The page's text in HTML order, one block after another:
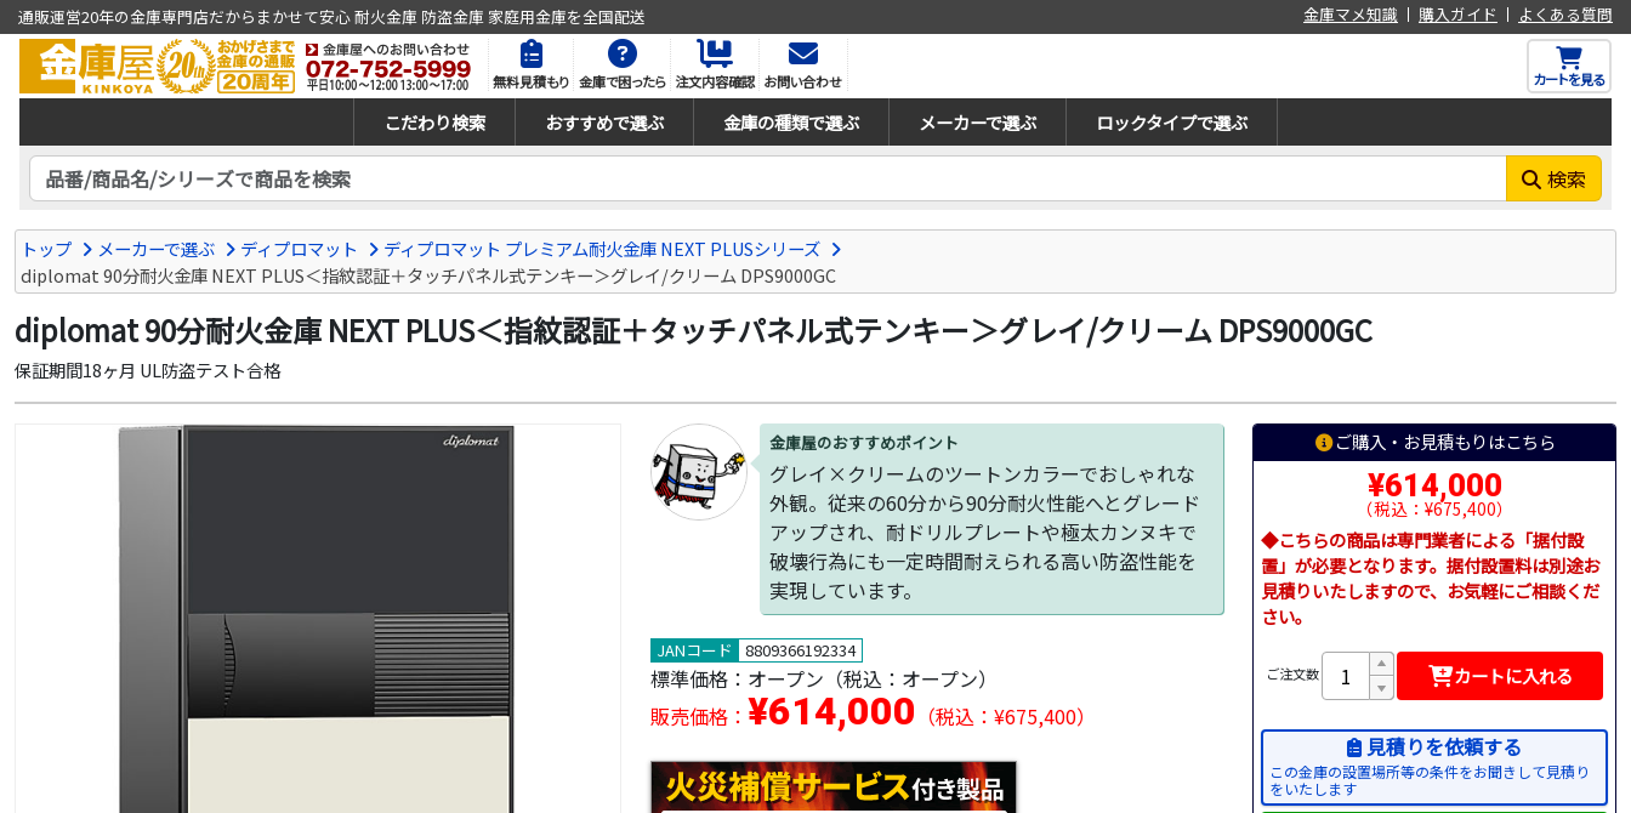
通販運営20年の金庫専門店だからまかせて安心 耐火金庫 防盗金庫 家庭用金庫を全国配送 金庫マメ知識 購入ガイド よくある質問
無料見積もり 金庫で困ったら 注文内容確認 お問い合わせ カートを見る
こだわり検索 おすすめで選ぶ 金庫の種類で選ぶ メーカーで選ぶ ロックタイプで選ぶ
検索
トップ メーカーで選ぶ ディプロマット
ディプロマット プレミアム耐火金庫 NEXT PLUSシリーズ
diplomat 90分耐火金庫 NEXT PLUS＜指紋認証＋タッチパネル式テンキー＞グレイ/クリーム DPS9000GC
diplomat 90分耐火金庫 NEXT PLUS＜指紋認証＋タッチパネル式テンキー＞グレイ/クリーム DPS9000GC
保証期間18ヶ月 UL防盗テスト合格
金庫屋のおすすめポイント
グレイ×クリームのツートンカラーでおしゃれな
外観。従来の60分から90分耐火性能へとグレード
アップされ、耐ドリルプレートや極太カンヌキで
破壊行為にも一定時間耐えられる高い防盗性能を
実現しています。
JANコード 8809366192334
標準価格： オープン （税込：オープン）
販売価格： ¥614,000 （税込：¥675,400）
ご購入・お見積もりはこちら
¥614,000
（税込：¥675,400）
◆こちらの商品は専門業者による「据付設
置」が必要となります。据付設置料は別途お
見積りいたしますので、お気軽にご相談くだ
さい。
ご注文数 カートに入れる
見積りを依頼する
この金庫の設置場所等の条件をお聞きして見積り
をいたします